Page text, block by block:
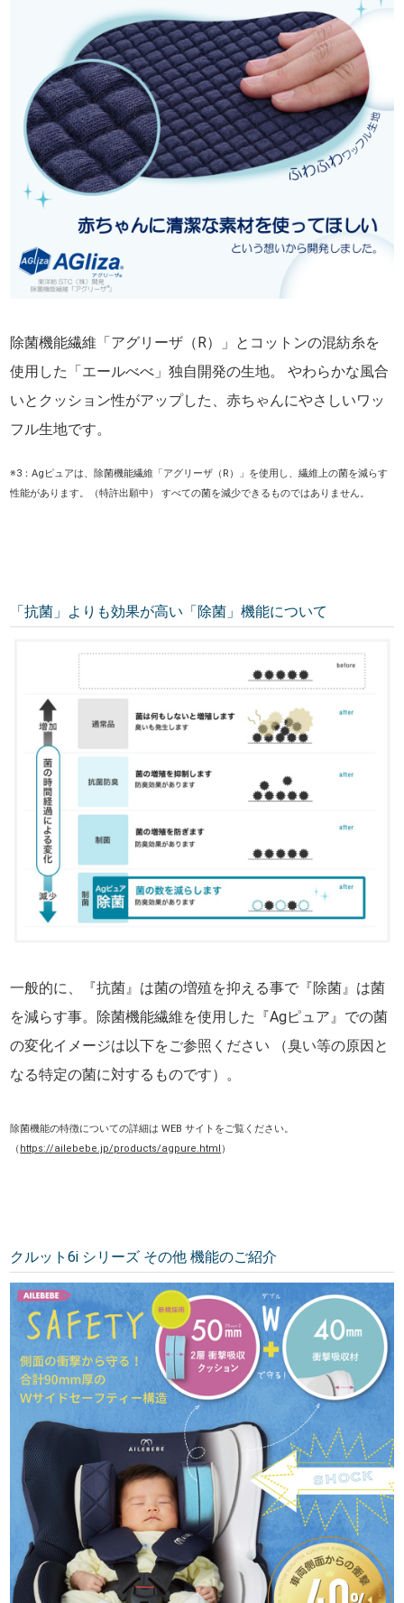
除菌機能繊維「アグリーザ（R）」とコットンの混紡糸を
使用した「エールべべ」独自開発の生地。 やわらかな風合
いとクッション性がアップした、赤ちゃんにやさしいワッ
フル生地です。
※3：Agピュアは、除菌機能繊維「アグリーザ（R）」を使用し、繊維上の菌を減らす
性能があります。（特許出願中） すべての菌を減少できるものではありません。
「抗菌」よりも効果が高い「除菌」機能について
一般的に、『抗菌』は菌の増殖を抑える事で『除菌』は菌
を減らす事。除菌機能繊維を使用した『Agピュア』での菌
の変化イメージは以下をご参照ください （臭い等の原因と
なる特定の菌に対するものです）。
除菌機能の特徴についての詳細は WEB サイトをご覧ください。
（ https://ailebebe.jp/products/agpure.html ）
クルット6i シリーズ その他 機能のご紹介